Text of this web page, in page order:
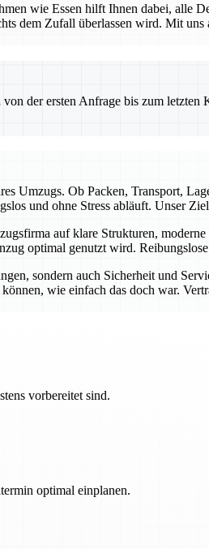
wie Essen hilft Ihnen dabei, alle
dem Zufall überlassen wird. Mit
der ersten Anfrage bis zum
Umzugs. Ob Packen, Transport,
und ohne Stress abläuft. Unser
auf klare Strukturen,
optimal genutzt wird.
sondern auch Sicherheit und
wie einfach das doch war.
vorbereitet sind.
optimal einplanen.